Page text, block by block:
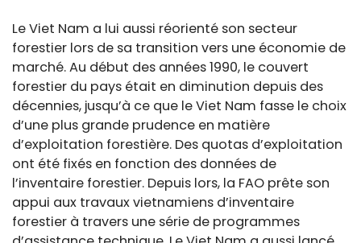
Le Viet Nam a lui aussi réorienté son secteur
forestier lors de sa transition vers une économie de
marché. Au début des années 1990, le couvert
forestier du pays était en diminution depuis des
décennies, jusqu’à ce que le Viet Nam fasse le choix
d’une plus grande prudence en matière
d’exploitation forestière. Des quotas d’exploitation
ont été fixés en fonction des données de
l’inventaire forestier. Depuis lors, la FAO prête son
appui aux travaux vietnamiens d’inventaire
forestier à travers une série de programmes